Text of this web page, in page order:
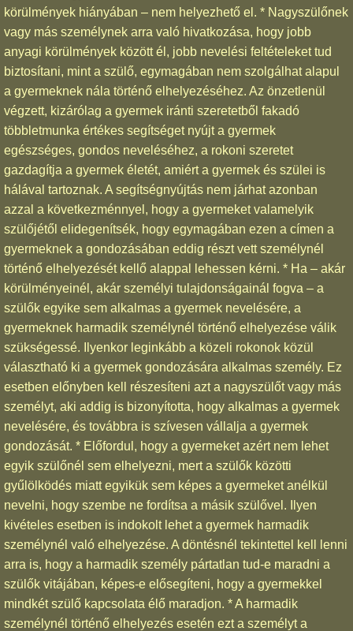
körülmények hiányában – nem helyezhető el. * Nagyszülőnek
vagy más személynek arra való hivatkozása, hogy jobb
anyagi körülmények között él, jobb nevelési feltételeket tud
biztosítani, mint a szülő, egymagában nem szolgálhat alapul
a gyermeknek nála történő elhelyezéséhez. Az önzetlenül
végzett, kizárólag a gyermek iránti szeretetből fakadó
többletmunka értékes segítséget nyújt a gyermek
egészséges, gondos neveléséhez, a rokoni szeretet
gazdagítja a gyermek életét, amiért a gyermek és szülei is
hálával tartoznak. A segítségnyújtás nem járhat azonban
azzal a következménnyel, hogy a gyermeket valamelyik
szülőjétől elidegenítsék, hogy egymagában ezen a címen a
gyermeknek a gondozásában eddig részt vett személynél
történő elhelyezését kellő alappal lehessen kérni. * Ha – akár
körülményeinél, akár személyi tulajdonságainál fogva – a
szülők egyike sem alkalmas a gyermek nevelésére, a
gyermeknek harmadik személynél történő elhelyezése válik
szükségessé. Ilyenkor leginkább a közeli rokonok közül
választható ki a gyermek gondozására alkalmas személy. Ez
esetben előnyben kell részesíteni azt a nagyszülőt vagy más
személyt, aki addig is bizonyította, hogy alkalmas a gyermek
nevelésére, és továbbra is szívesen vállalja a gyermek
gondozását. * Előfordul, hogy a gyermeket azért nem lehet
egyik szülőnél sem elhelyezni, mert a szülők közötti
gyűlölködés miatt egyikük sem képes a gyermeket anélkül
nevelni, hogy szembe ne fordítsa a másik szülővel. Ilyen
kivételes esetben is indokolt lehet a gyermek harmadik
személynél való elhelyezése. A döntésnél tekintettel kell lenni
arra is, hogy a harmadik személy pártatlan tud-e maradni a
szülők vitájában, képes-e elősegíteni, hogy a gyermekkel
mindkét szülő kapcsolata élő maradjon. * A harmadik
személynél történő elhelyezés esetén ezt a személyt a